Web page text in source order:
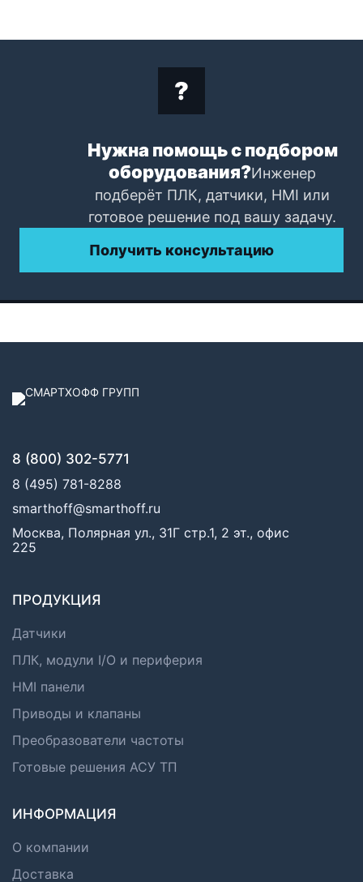
Нужна помощь с подбором
оборудования?Инженер
подберёт ПЛК, датчики, HMI или
готовое решение под вашу задачу.
Получить консультацию
8 (800) 302-5771
8 (495) 781-8288
smarthoff@smarthoff.ru
Москва, Полярная ул., 31Г стр.1, 2 эт., офис
225
ПРОДУКЦИЯ
Датчики
ПЛК, модули I/O и периферия
HMI панели
Приводы и клапаны
Преобразователи частоты
Готовые решения АСУ ТП
ИНФОРМАЦИЯ
О компании
Доставка